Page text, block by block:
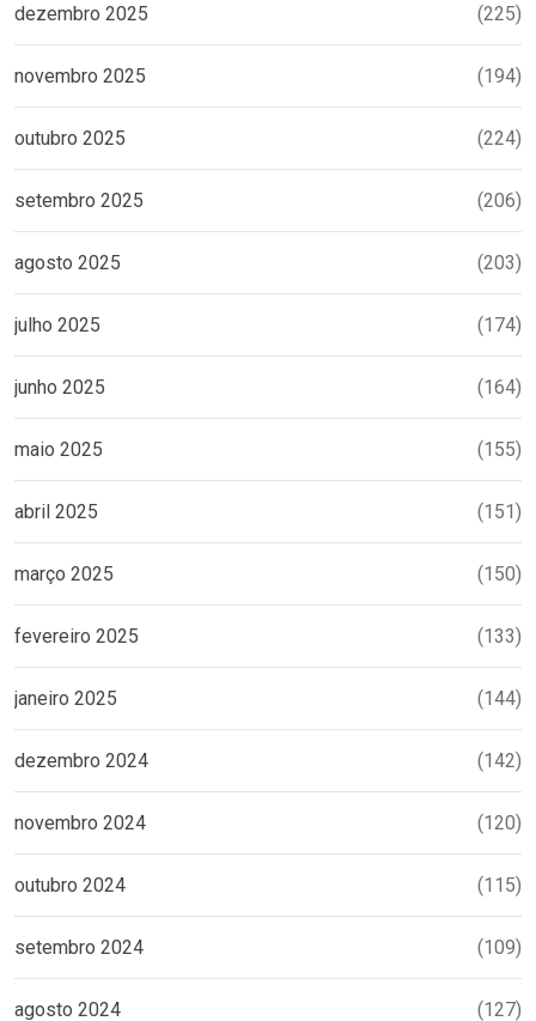
dezembro 2025 (225)
novembro 2025 (194)
outubro 2025 (224)
setembro 2025 (206)
agosto 2025 (203)
julho 2025 (174)
junho 2025 (164)
maio 2025 (155)
abril 2025 (151)
março 2025 (150)
fevereiro 2025 (133)
janeiro 2025 (144)
dezembro 2024 (142)
novembro 2024 (120)
outubro 2024 (115)
setembro 2024 (109)
agosto 2024 (127)